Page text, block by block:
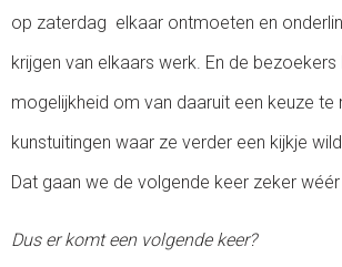
op zaterdag elkaar ontmoeten en
krijgen van elkaars werk. En de bezoekers
mogelijkheid om van daaruit een keuze te
kunstuitingen waar ze verder een kijkje
Dat gaan we de volgende keer zeker wéér
Dus er komt een volgende keer?